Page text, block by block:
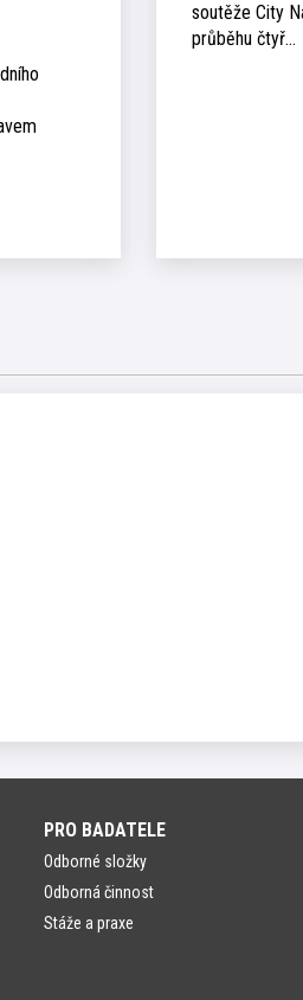
soutěže City
průběhu čtyř…
PRO BADATELE
Odborné složky
Odborná činnost
Stáže a praxe